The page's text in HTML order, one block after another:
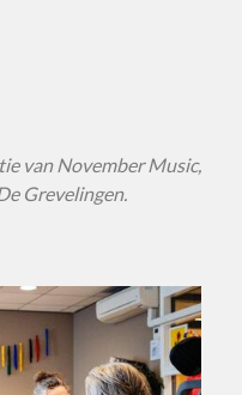
van November Music,
Grevelingen.